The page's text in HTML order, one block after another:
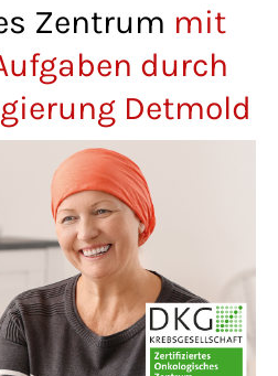
customers
(GMT +1)
600
Zentrum mit
durch
Detmold